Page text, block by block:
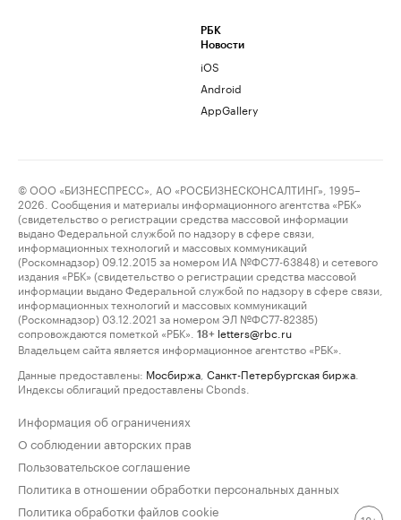
РБК
Новости
iOS
Android
AppGallery
© ООО «БИЗНЕСПРЕСС», АО «РОСБИЗНЕСКОНСАЛТИНГ», 1995–
2026. Сообщения и материалы информационного агентства «РБК»
(свидетельство о регистрации средства массовой информации
выдано Федеральной службой по надзору в сфере связи,
информационных технологий и массовых коммуникаций
(Роскомнадзор) 09.12.2015 за номером ИА №ФС77-63848) и сетевого
издания «РБК» (свидетельство о регистрации средства массовой
информации выдано Федеральной службой по надзору в сфере связи,
информационных технологий и массовых коммуникаций
(Роскомнадзор) 03.12.2021 за номером ЭЛ №ФС77-82385)
сопровождаются пометкой «РБК».
18+ letters@rbc.ru
Владельцем сайта является информационное агентство «РБК».
Данные предоставлены: Мосбиржа Санкт-Петербургская биржа
Индексы облигаций предоставлены Cbonds.
Информация об ограничениях
О соблюдении авторских прав
Пользовательское соглашение
Политика в отношении обработки персональных данных
Политика обработки файлов cookie